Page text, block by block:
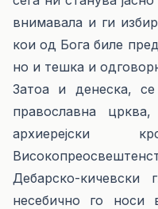
внимавала и ги
кои од Бога биле
но и тешка и
Затоа и денеска,
православна
архиерејски
Дебарско-кичевски
несебично го носи